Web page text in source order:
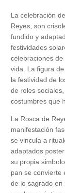
La celebración
Reyes, son
fundido y
festividades
celebraciones
vida. La figura
la festividad de
de roles
costumbres que
La Rosca de
manifestación
se vincula a
adaptados
su propia
pan se convierte
de lo sagrado en